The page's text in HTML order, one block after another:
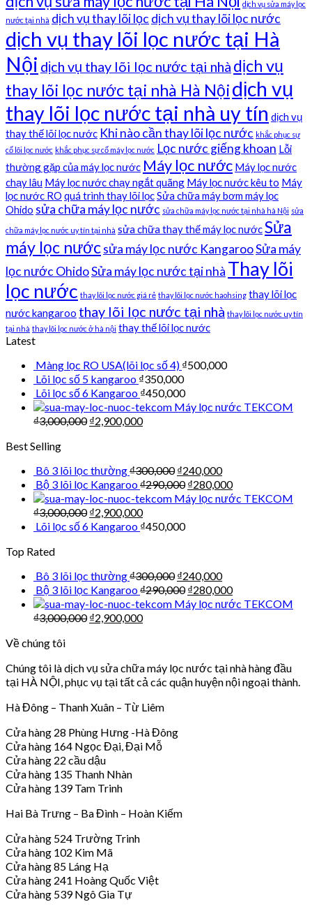
dịch vụ sửa máy lọc
nước tại nhà dịch vụ thay lõi lọc dịch vụ thay lõi lọc nước
dịch vụ thay lõi lọc nước tại Hà
Nội dịch vụ thay lõi lọc nước tại nhà dịch vụ
thay lõi lọc nước tại nhà Hà Nộidịch vụ
thay lõi lọc nước tại nhà uy tín dịch vụ
thay thế lõi lọc nước Khi nào cần thay lõi lọc nước khắc phục sự
cố lõi lọc nước khắc phục sự cố máy lọc nước Lọc nước giếng khoan Lỗi
thường gặp của máy lọc nước Máy lọc nước Máy lọc nước
chạy lâu Máy lọc nước chạy ngắt quãng Máy lọc nước kêu to Máy
lọc nước RO quá trình thay lõi lọcSửa chữa máy bơm máy lọc
Ohido sửa chữa máy lọc nước sửa chữa máy lọc nước tại nhà hà Nội sửa
chữa máy lọc nước uy tín tại nhà sửa chữa thay thế máy lọc nướcSửa
máy lọc nướcsửa máy lọc nước KangarooSửa máy
lọc nước OhidoSửa máy lọc nước tại nhà Thay lõi
lọc nước thay lõi lọc nước giá rẻ thay lõi lọc nước haohsing thay lõi lọc
nước kangaroo thay lõi lọc nước tại nhà thay lõi lọc nước uy tín
tại nhà thay lõi lọc nước ở hà nội thay thế lõi lọc nước
Latest
Màng lọc RO USA(lõi lọc số 4) ₫500,000
Lõi lọc số 5 kangaroo ₫350,000
Lõi lọc số 6 Kangaroo ₫450,000
Máy lọc nước TEKCOM
₫3,000,000 ₫2,900,000
Best Selling
Bô 3 lõi lọc thường₫300,000 ₫240,000
Bộ 3 lõi lọc Kangaroo₫290,000 ₫280,000
Máy lọc nước TEKCOM
₫3,000,000 ₫2,900,000
Lõi lọc số 6 Kangaroo ₫450,000
Top Rated
Bô 3 lõi lọc thường₫300,000 ₫240,000
Bộ 3 lõi lọc Kangaroo₫290,000 ₫280,000
Máy lọc nước TEKCOM
₫3,000,000 ₫2,900,000
Về chúng tôi
Chúng tôi là dịch vụ sửa chữa máy lọc nước tại nhà hàng đầu
tại HÀ NỘI, phục vụ tại tất cả các quận huyện nội ngoại thành.
Hà Đông – Thanh Xuân – Từ Liêm
Cửa hàng 28 Phùng Hưng -Hà Đông
Cửa hàng 164 Ngọc Đại, Đại Mỗ
Cửa hàng 22 cầu dậu
Cửa hàng 135 Thanh Nhàn
Cửa hàng 139 Tam Trinh
Hai Bà Trưng – Ba Đình – Hoàn Kiếm
Cửa hàng 524 Trường Trinh
Cửa hàng 102 Kim Mã
Cửa hàng 85 Láng Hạ
Cửa hàng 241 Hoàng Quốc Việt
Cửa hàng 539 Ngô Gia Tự